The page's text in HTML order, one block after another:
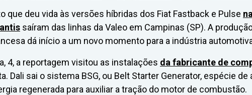
que deu vida às versões híbridas dos Fiat Fastback e Pulse
saíram das linhas da Valeo em Campinas (SP). A
dá início a um novo momento para a indústria
4, a reportagem visitou as instalações da fabricante de
Dali sai o sistema BSG, ou Belt Starter Generator, espécie de
regenerada para auxiliar a tração do motor de combustão.